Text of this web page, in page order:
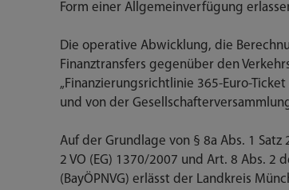
Form einer Allgemeinverfügung
Die operative Abwicklung, die
Finanztransfers gegenüber den
„Finanzierungsrichtlinie 365-Euro-
und von der
Auf der Grundlage von § 8a Abs. 1
2 VO (EG) 1370/2007 und Art. 8 Abs. 2
(BayÖPNVG) erlässt der Landkreis